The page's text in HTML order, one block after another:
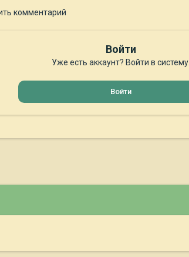
комментарий
Войти
Уже есть аккаунт? Войти в систему.
Войти